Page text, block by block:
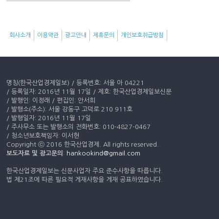
드
회사소개 이용약관 광고안내 제휴문의 개인보호취급방침
명칭(한국산업경제일보) / 등록번호: 서울 아 04221
/ 등록일자: 2016년 11월 17일 / 제호: 한국산업경제일보신문
/ 발행인: 이정래 / 편집인: 안서희
/ 발행소(주소): 서울 강동구 고덕로 210 911호
/ 발행일자: 2016년 11월 17일
/ 주사무소 또는 발행소의 전화번호: 010-4827-0467
/ 청소년보호책임자: 이서현
Copyright ⓒ 2016 한국산업경제. All rights reserved.
보도자료 및 광고문의 : hankookind@gmail.com
한국산업경제일보는 신문사업자 주요 준수사항을 따릅니다.
법 제21조에 따른 필요적 게재사항을 게재 공표하였습니다.